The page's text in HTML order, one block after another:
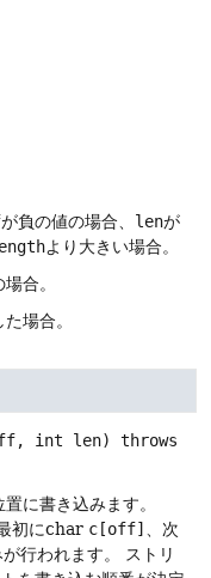
が負の値の場合、 lenが
より大きい場合。
場合。
場合。
int len)
throws
に書き込みます。
初にchar c[off]
、次
行われます。
ストリ